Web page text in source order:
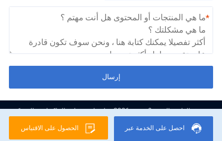
*
إرسال
حقوق الطبع والنشر & نسخ؛ 2026 شانغهاي شيبانج الماكينات والشركة
Legal Notice
احصل على الخدمة عبر الحصول على الاقتباس